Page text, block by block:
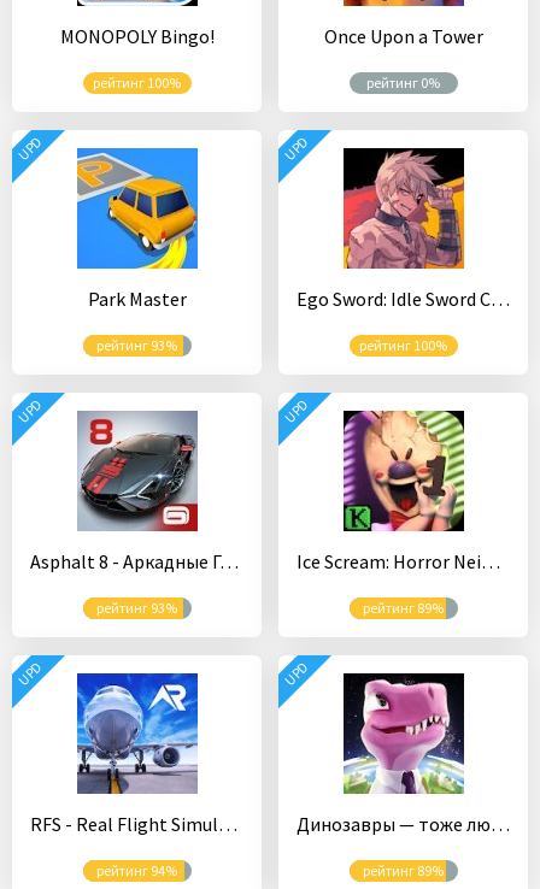
MONOPOLY Bingo!
рейтинг 100%
Once Upon a Tower
рейтинг 0%
Park Master
рейтинг 93%
UPD
Ego Sword: Idle Sword Clicker
рейтинг 100%
UPD
Asphalt 8 - Аркадные Гонки
рейтинг 93%
UPD
Ice Scream: Horror Neighborhood
рейтинг 89%
UPD
RFS - Real Flight Simulator
рейтинг 94%
UPD
Динозавры — тоже люди
рейтинг 89%
UPD